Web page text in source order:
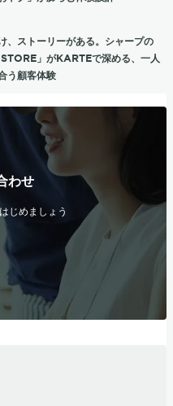
、ストーリーがある。シャープの
」がKARTEで深める、一人
う顧客体験
わせ
じめましょう